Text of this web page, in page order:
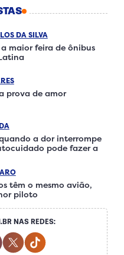
DA SILVA
maior feira de ônibus
prova de amor
a dor interrompe
pode fazer a
têm o mesmo avião,
piloto
NAS REDES:
Social Media
Social Media
Youtube Social Media
Twitter Social Media
Tiktok Social